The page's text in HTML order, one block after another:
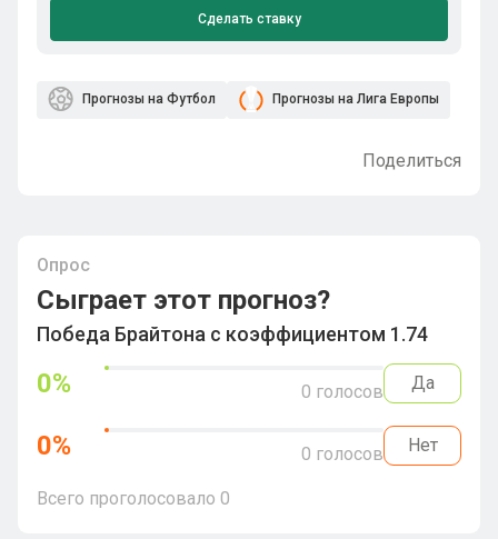
Сделать ставку
Прогнозы на Футбол Прогнозы на Лига Европы
Поделиться
Опрос
Сыграет этот прогноз?
Победа Брайтона с коэффициентом 1.74
0% 0 голосов Да
0% 0 голосов Нет
Всего проголосовало 0